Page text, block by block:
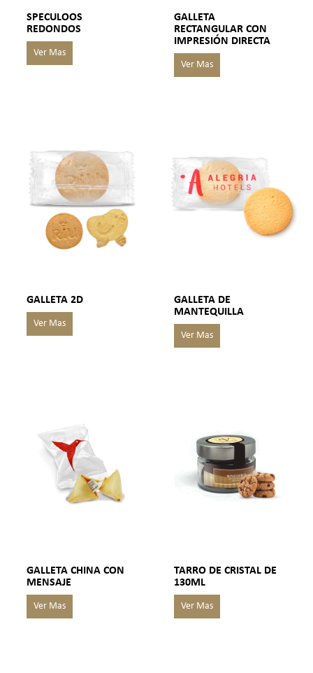
SPECULOOS
REDONDOS
GALLETA
RECTANGULAR CON
IMPRESIÓN DIRECTA
GALLETA 2D
GALLETA DE
MANTEQUILLA
GALLETA CHINA CON
MENSAJE
TARRO DE CRISTAL DE
130ML